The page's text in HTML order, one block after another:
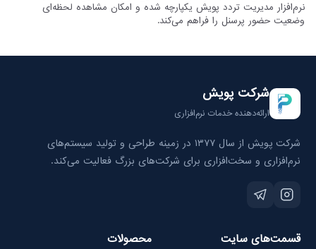
وضعیت حضور پرسنل را فراهم می‌کند.
شرکت پویش
ارائه‌دهنده خدمات نرم‌افزاری
شرکت پویش از سال ۱۳۷۷ در زمینه طراحی و تولید سیستم‌های
نرم‌افزاری و سخت‌افزاری برای شرکت‌های بزرگ فعالیت می‌کند.
قسمت‌های سایت محصولات